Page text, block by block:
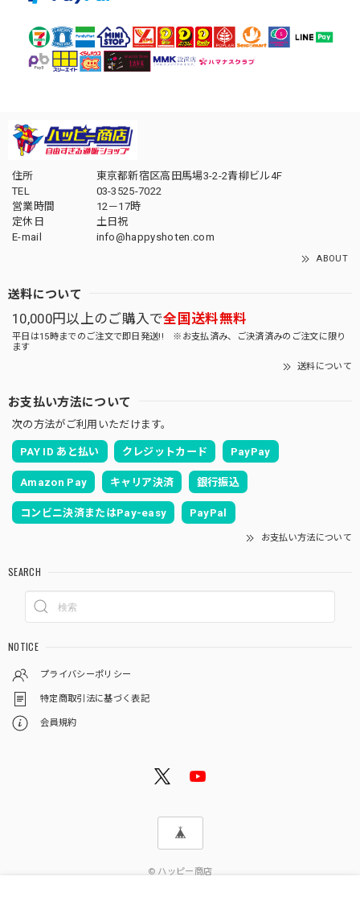
住所
東京都新宿区高田馬場3-2-2青柳ビル4F
TEL
03-3525-7022
営業時間
12－17時
定休日
土日祝
E-mail
info@happyshoten.com
ABOUT
送料について
10,000円以上のご購入で全国送料無料
平日は15時までのご注文で即日発送!! ※お支払済み、ご決済済みのご注文に限り
ます
送料について
お支払い方法について
次の方法がご利用いただけます。
PAY ID あと払い クレジットカード PayPay
Amazon Pay キャリア決済 銀行振込
コンビニ決済またはPay-easy PayPal
お支払い方法について
SEARCH
NOTICE
プライバシーポリシー
特定商取引法に基づく表記
会員規約
© ハッピー商店